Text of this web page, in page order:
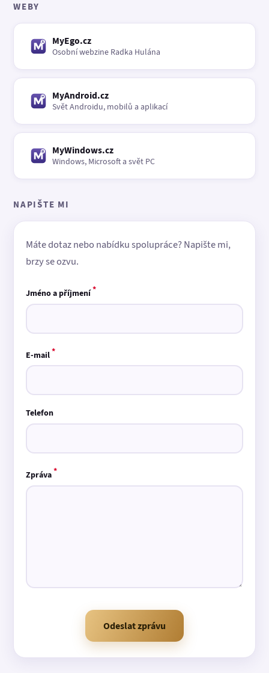
WEBY
MyEgo.cz
Osobní webzine Radka Hulána
MyAndroid.cz
Svět Androidu, mobilů a aplikací
MyWindows.cz
Windows, Microsoft a svět PC
NAPIŠTE MI
Máte dotaz nebo nabídku spolupráce? Napište mi,
brzy se ozvu.
Jméno a příjmení*
E-mail*
Telefon
Zpráva*
Odeslat zprávu